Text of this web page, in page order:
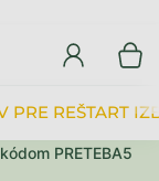
PRETEBA5
PRE REŠTART
DO KOŠÍKA
DO KOŠÍKA